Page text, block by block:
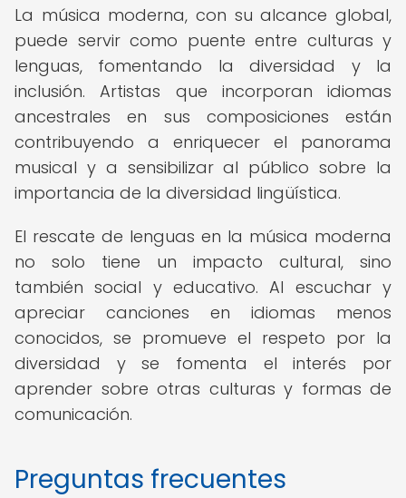
La música moderna, con su alcance global,
puede servir como puente entre culturas y
lenguas, fomentando la diversidad y la
inclusión. Artistas que incorporan idiomas
ancestrales en sus composiciones están
contribuyendo a enriquecer el panorama
musical y a sensibilizar al público sobre la
importancia de la diversidad lingüística.
El rescate de lenguas en la música moderna
no solo tiene un impacto cultural, sino
también social y educativo. Al escuchar y
apreciar canciones en idiomas menos
conocidos, se promueve el respeto por la
diversidad y se fomenta el interés por
aprender sobre otras culturas y formas de
comunicación.
Preguntas frecuentes